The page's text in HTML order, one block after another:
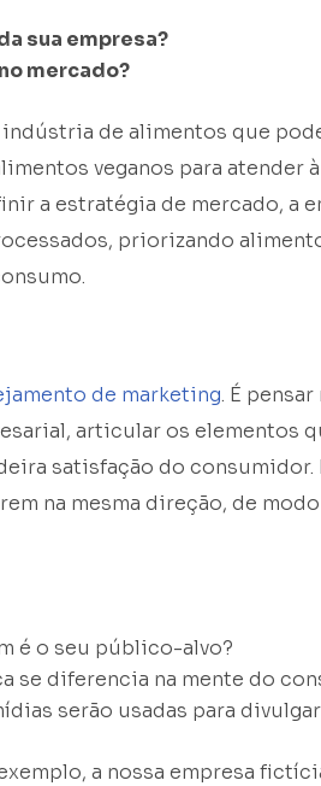
sua empresa?
mercado?
indústria de alimentos que
veganos para atender
a estratégia de mercado, a
priorizando
de marketing. É
articular os elementos
satisfação do consumidor.
na mesma direção, de
é o seu público-alvo?
se diferencia na mente do
serão usadas para
a nossa empresa